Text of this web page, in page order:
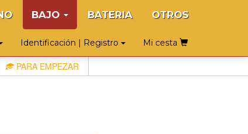
BAJO BATERIA OTROS
Identificación | Registro Mi cesta
PARA EMPEZAR